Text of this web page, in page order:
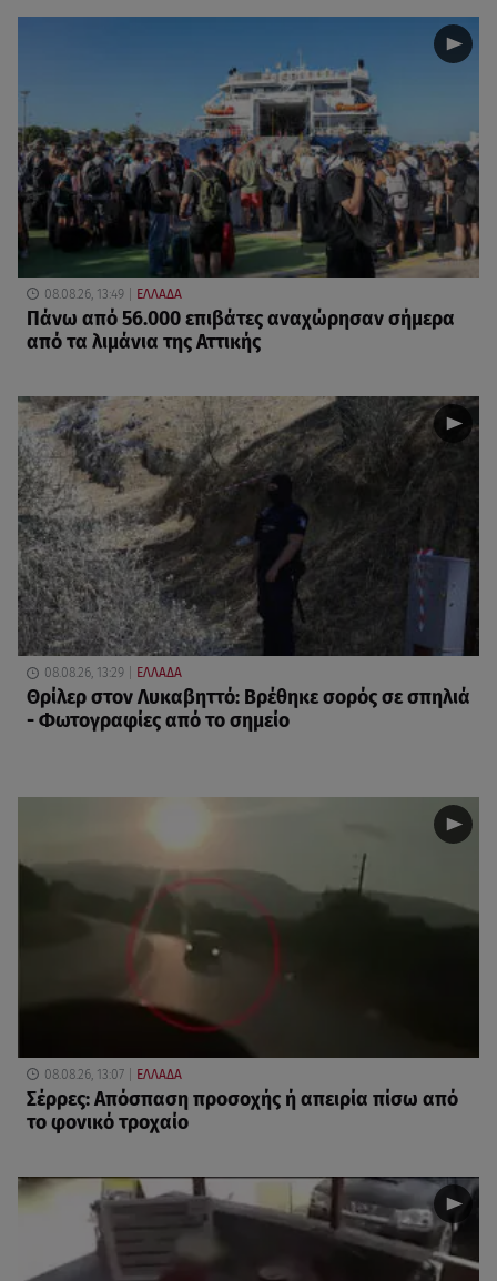
08.08.26, 13:49 ΕΛΛΑΔΑ
Πάνω από 56.000 επιβάτες αναχώρησαν σήμερα
από τα λιμάνια της Αττικής
08.08.26, 13:29 ΕΛΛΑΔΑ
Θρίλερ στον Λυκαβηττό: Βρέθηκε σορός σε σπηλιά
- Φωτογραφίες από το σημείο
08.08.26, 13:07 ΕΛΛΑΔΑ
Σέρρες: Απόσπαση προσοχής ή απειρία πίσω από
το φονικό τροχαίο